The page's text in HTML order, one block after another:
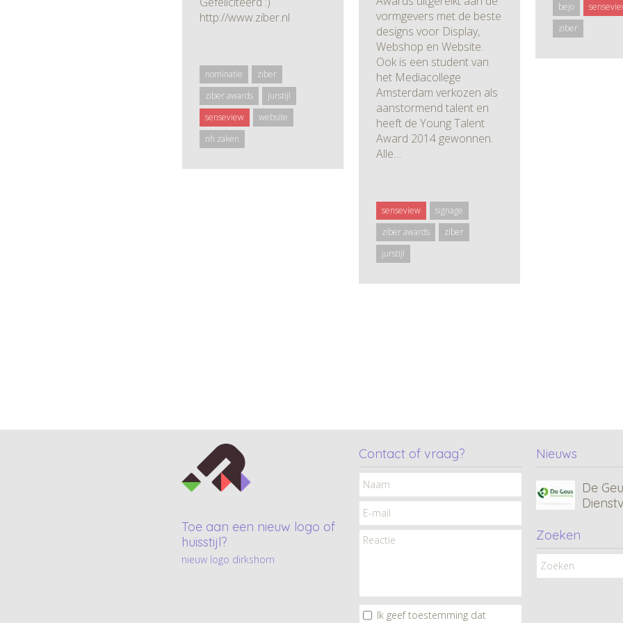
bejo
ziber
http://www.ziber.nl
nominatie
ziber
ziber awards
jurstijl
senseview
website
nh zaken
vormgevers met de beste
designs voor Display,
Webshop en Website.
Ook is een student van
het Mediacollege
Amsterdam verkozen als
aanstormend talent en
heeft de Young Talent
Award 2014 gewonnen.
Alle…
senseview
signage
ziber awards
ziber
jurstijl
Toe aan een nieuw logo of
huisstijl?
nieuw logo dirkshorn
Contact of vraag?
Ik geef toestemming dat
Nieuws
De
Zoeken